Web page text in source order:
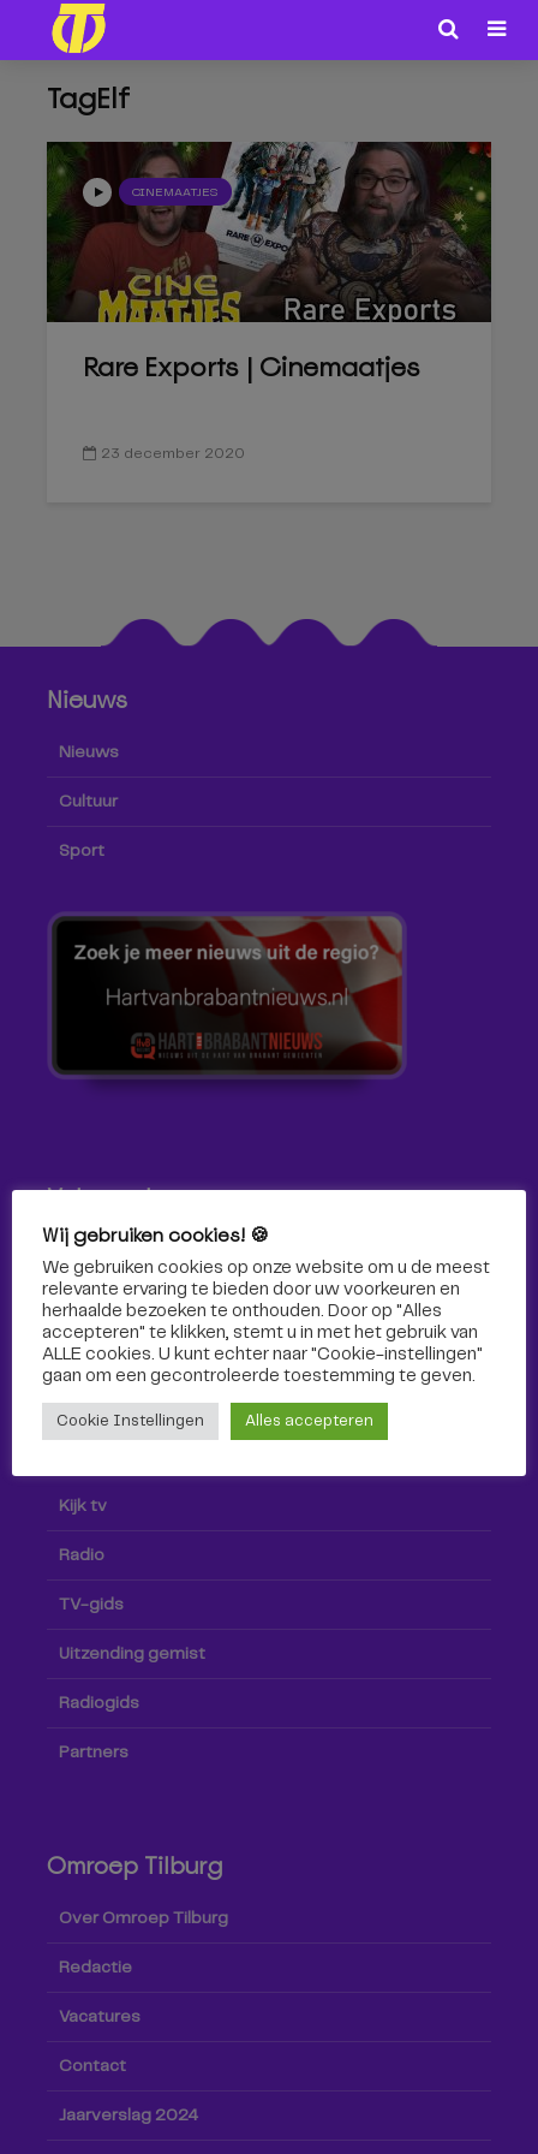
TagElf
CINEMAATJES
Rare Exports | Cinemaatjes
23 december 2020
Nieuws
Nieuws
Cultuur
Sport
Volg ons!
Volg Omroep Tilburg niet alleen hier, maar ook via social
media!
Kijk tv
Radio
TV-gids
Uitzending gemist
Radiogids
Partners
Omroep Tilburg
Over Omroep Tilburg
Redactie
Vacatures
Contact
Jaarverslag 2024
Wij gebruiken cookies! 🍪
We gebruiken cookies op onze website om u de meest
relevante ervaring te bieden door uw voorkeuren en
herhaalde bezoeken te onthouden. Door op "Alles
accepteren" te klikken, stemt u in met het gebruik van
ALLE cookies. U kunt echter naar "Cookie-instellingen"
gaan om een ​​gecontroleerde toestemming te geven.
Cookie Instellingen Alles accepteren